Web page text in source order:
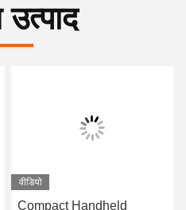
वीडियो
Compact Handheld